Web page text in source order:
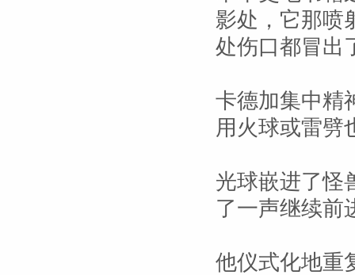
影处，它那喷
处伤口都冒出
卡德加集中精
用火球或雷劈
光球嵌进了怪
了一声继续前
他仪式化地重